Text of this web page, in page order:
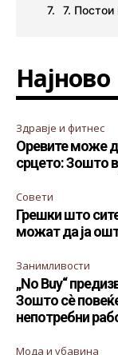
7.
Најново
Здравје и фитнес
Оревите може
срцето: Зошто
Совети
Грешки што
можат да ја
Занимливости
„No Buy“
Зошто сè
непотребни
Мода и убавина